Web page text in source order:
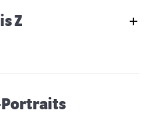
Z
Portraits